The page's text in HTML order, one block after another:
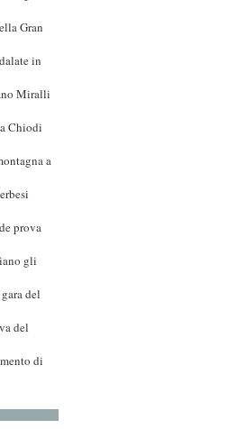
Gran
in
Miralli
Chiodi
a
prova
gli
del
del
di